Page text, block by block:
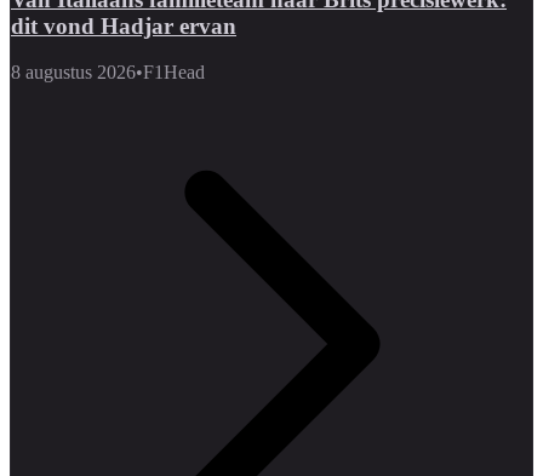
dit vond Hadjar ervan
8 augustus 2026•F1Head